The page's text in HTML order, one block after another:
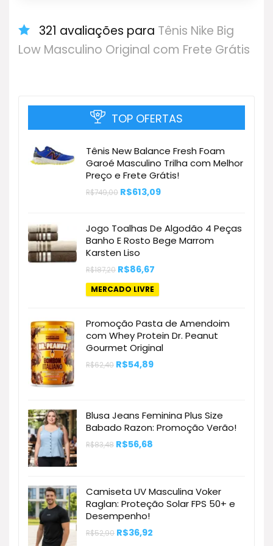
321 avaliações para Tênis Nike Big
Low Masculino Original com Frete Grátis
TOP OFERTAS
Tênis New Balance Fresh Foam
Garoé Masculino Trilha com Melhor
Preço e Frete Grátis!
R$749,00 O
R$749,00.
R$613,09O
R$613,09.
Jogo Toalhas De Algodão 4 Peças
Banho E Rosto Bege Marrom
Karsten Liso
R$187,20 O
original
era:
R$86,67
atual
é:
MERCADO LIVRE
Promoção Pasta de Amendoim
com Whey Protein Dr. Peanut
Gourmet Original
R$62,40 O
R$54,89O
Blusa Jeans Feminina Plus Size
Babado Razon: Promoção Verão!
R$83,48 O
R$56,68
Camiseta UV Masculina Voker
Raglan: Proteção Solar FPS 50+ e
Desempenho!
R$52,90 O
R$36,92